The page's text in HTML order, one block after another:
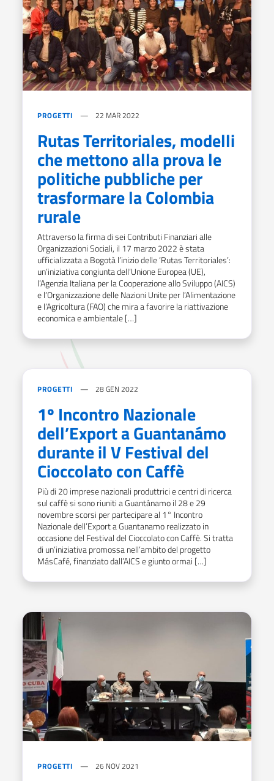
PROGETTI 22 MAR 2022
Rutas Territoriales, modelli
che mettono alla prova le
politiche pubbliche per
trasformare la Colombia
rurale
Attraverso la firma di sei Contributi Finanziari alle
Organizzazioni Sociali, il 17 marzo 2022 è stata
ufficializzata a Bogotà l’inizio delle ‘Rutas Territoriales’:
un’iniziativa congiunta dell’Unione Europea (UE),
l’Agenzia Italiana per la Cooperazione allo Sviluppo (AICS)
e l’Organizzazione delle Nazioni Unite per l’Alimentazione
e l’Agricoltura (FAO) che mira a favorire la riattivazione
economica e ambientale […]
PROGETTI 28 GEN 2022
1º Incontro Nazionale
dell’Export a Guantanámo
durante il V Festival del
Cioccolato con Caffè
Più di 20 imprese nazionali produttrici e centri di ricerca
sul caffè si sono riuniti a Guantánamo il 28 e 29
novembre scorsi per partecipare al 1° Incontro
Nazionale dell’Export a Guantanamo realizzato in
occasione del Festival del Cioccolato con Caffè. Si tratta
di un’iniziativa promossa nell’ambito del progetto
MásCafé, finanziato dall’AICS e giunto ormai […]
PROGETTI 26 NOV 2021